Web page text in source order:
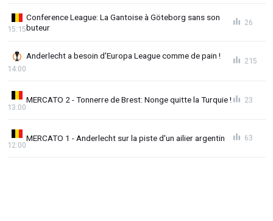
Conference League: La Gantoise à Göteborg sans son
buteur
15:15
26
Anderlecht a besoin d'Europa League comme de pain !
14:00
215
MERCATO 2 - Tonnerre de Brest: Nonge quitte la Turquie !
13:00
23
MERCATO 1 - Anderlecht sur la piste d'un ailier argentin
12:00
63